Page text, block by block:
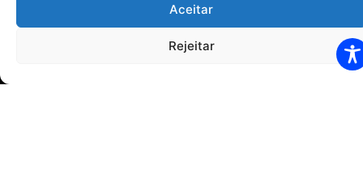
Aceitar
Rejeitar
Sede
Vila Brasil Cesário Lange – SP